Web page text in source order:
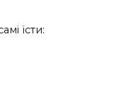
їсти: